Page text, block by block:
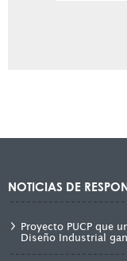
NOTICIAS DE
Proyecto PUCP que
Diseño Industrial